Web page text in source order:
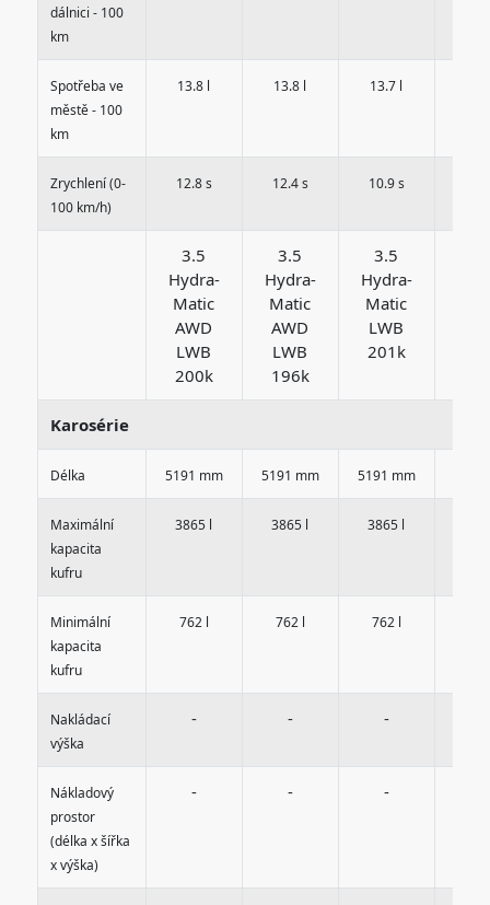
dálnici - 100
km
Spotřeba ve
městě - 100
km
13.8 l 13.8 l 13.7 l
Zrychlení (0-
100 km/h)
12.8 s 12.4 s 10.9 s
3.5
Hydra-
Matic
AWD
LWB
200k
3.5
Hydra-
Matic
AWD
LWB
196k
3.5
Hydra-
Matic
LWB
201k
Karosérie
Délka 5191 mm 5191 mm 5191 mm
Maximální
kapacita
kufru
3865 l 3865 l 3865 l
Minimální
kapacita
kufru
762 l 762 l 762 l
Nakládací
výška
- - -
Nákladový
prostor
(délka x šířka
x výška)
- - -